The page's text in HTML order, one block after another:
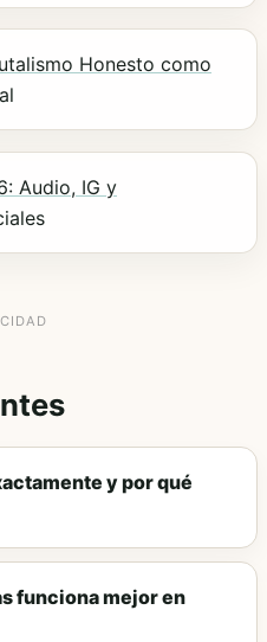
Honesto como
Audio, IG y
y por qué
funciona mejor en